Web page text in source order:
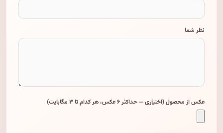
نظر شما
عکس از محصول (اختیاری — حداکثر ۶ عکس، هر کدام تا ۳ مگابایت)